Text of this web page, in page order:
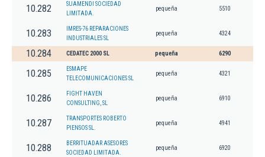
10.282
SUAMENDI SOCIEDAD
LIMITADA.
pequeña 5510
10.283
IMRES-76 REPARACIONES
INDUSTRIALES SL
pequeña 4324
10.284 CEDATEC 2000 SL pequeña 6290
10.285
ESMAPE
TELECOMUNICACIONES SL
pequeña 4321
10.286
FIGHT HAVEN
CONSULTING, SL
pequeña 6910
10.287
TRANSPORTES ROBERTO
PIENSOS SL.
pequeña 4941
10.288
BERRITUADAR ASESORES
SOCIEDAD LIMITADA.
pequeña 6920